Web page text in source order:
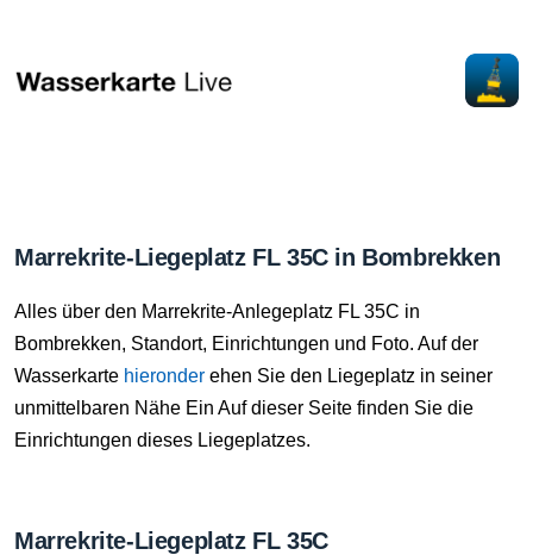
Marrekrite-Liegeplatz FL 35C in Bombrekken
Alles über den Marrekrite-Anlegeplatz FL 35C in
Bombrekken, Standort, Einrichtungen und Foto. Auf der
Wasserkarte hieronder ehen Sie den Liegeplatz in seiner
unmittelbaren Nähe Ein Auf dieser Seite finden Sie die
Einrichtungen dieses Liegeplatzes.
Marrekrite-Liegeplatz FL 35C